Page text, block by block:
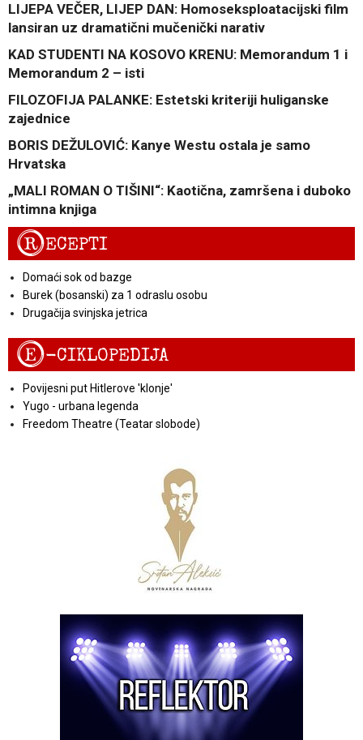
LIJEPA VEČER, LIJEP DAN: Homoseksploatacijski film
lansiran uz dramatični mučenički narativ
KAD STUDENTI NA KOSOVO KRENU: Memorandum 1 i
Memorandum 2 – isti
FILOZOFIJA PALANKE: Estetski kriteriji huliganske
zajednice
BORIS DEŽULOVIĆ: Kanye Westu ostala je samo
Hrvatska
„MALI ROMAN O TIŠINI“: Kaotična, zamršena i duboko
intimna knjiga
RECEPTI
Domaći sok od bazge
Burek (bosanski) za 1 odraslu osobu
Drugačija svinjska jetrica
E-CIKLOPEDIJA
Povijesni put Hitlerove 'klonje'
Yugo - urbana legenda
Freedom Theatre (Teatar slobode)